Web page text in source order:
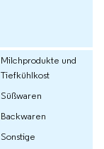
Milchprodukte und
Tiefkühlkost
Süßwaren
Backwaren
Sonstige